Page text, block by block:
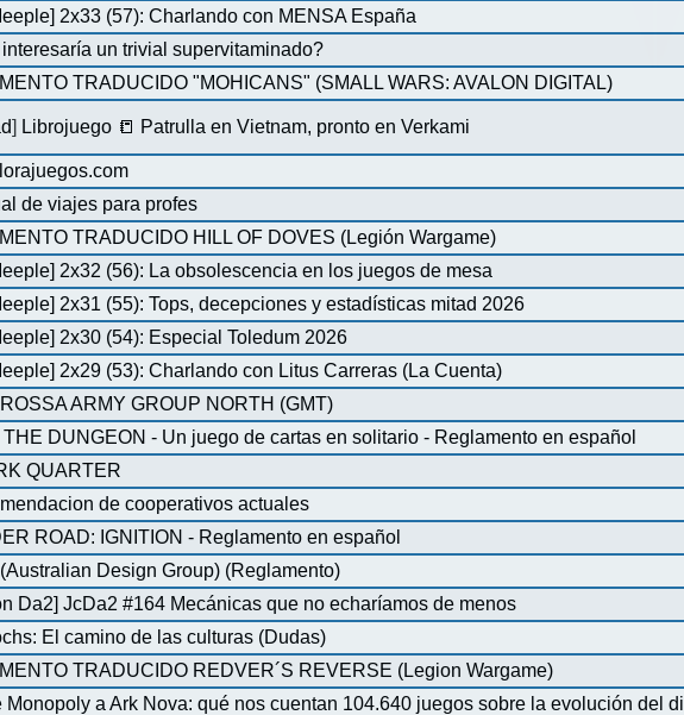
2x33 (57): Charlando con MENSA España
interesaría un trivial supervitaminado?
TRADUCIDO "MOHICANS" (SMALL WARS: AVALON DIGITAL)
] Librojuego 📒 Patrulla en Vietnam, pronto en Verkami
de viajes para profes
TRADUCIDO HILL OF DOVES (Legión Wargame)
2x32 (56): La obsolescencia en los juegos de mesa
2x31 (55): Tops, decepciones y estadísticas mitad 2026
2x30 (54): Especial Toledum 2026
2x29 (53): Charlando con Litus Carreras (La Cuenta)
ARMY GROUP NORTH (GMT)
DUNGEON - Un juego de cartas en solitario - Reglamento en español
QUARTER
de cooperativos actuales
ROAD: IGNITION - Reglamento en español
Design Group) (Reglamento)
Da2] JcDa2 #164 Mecánicas que no echaríamos de menos
El camino de las culturas (Dudas)
TRADUCIDO REDVER´S REVERSE (Legion Wargame)
Monopoly a Ark Nova: qué nos cuentan 104.640 juegos sobre la evolución del di